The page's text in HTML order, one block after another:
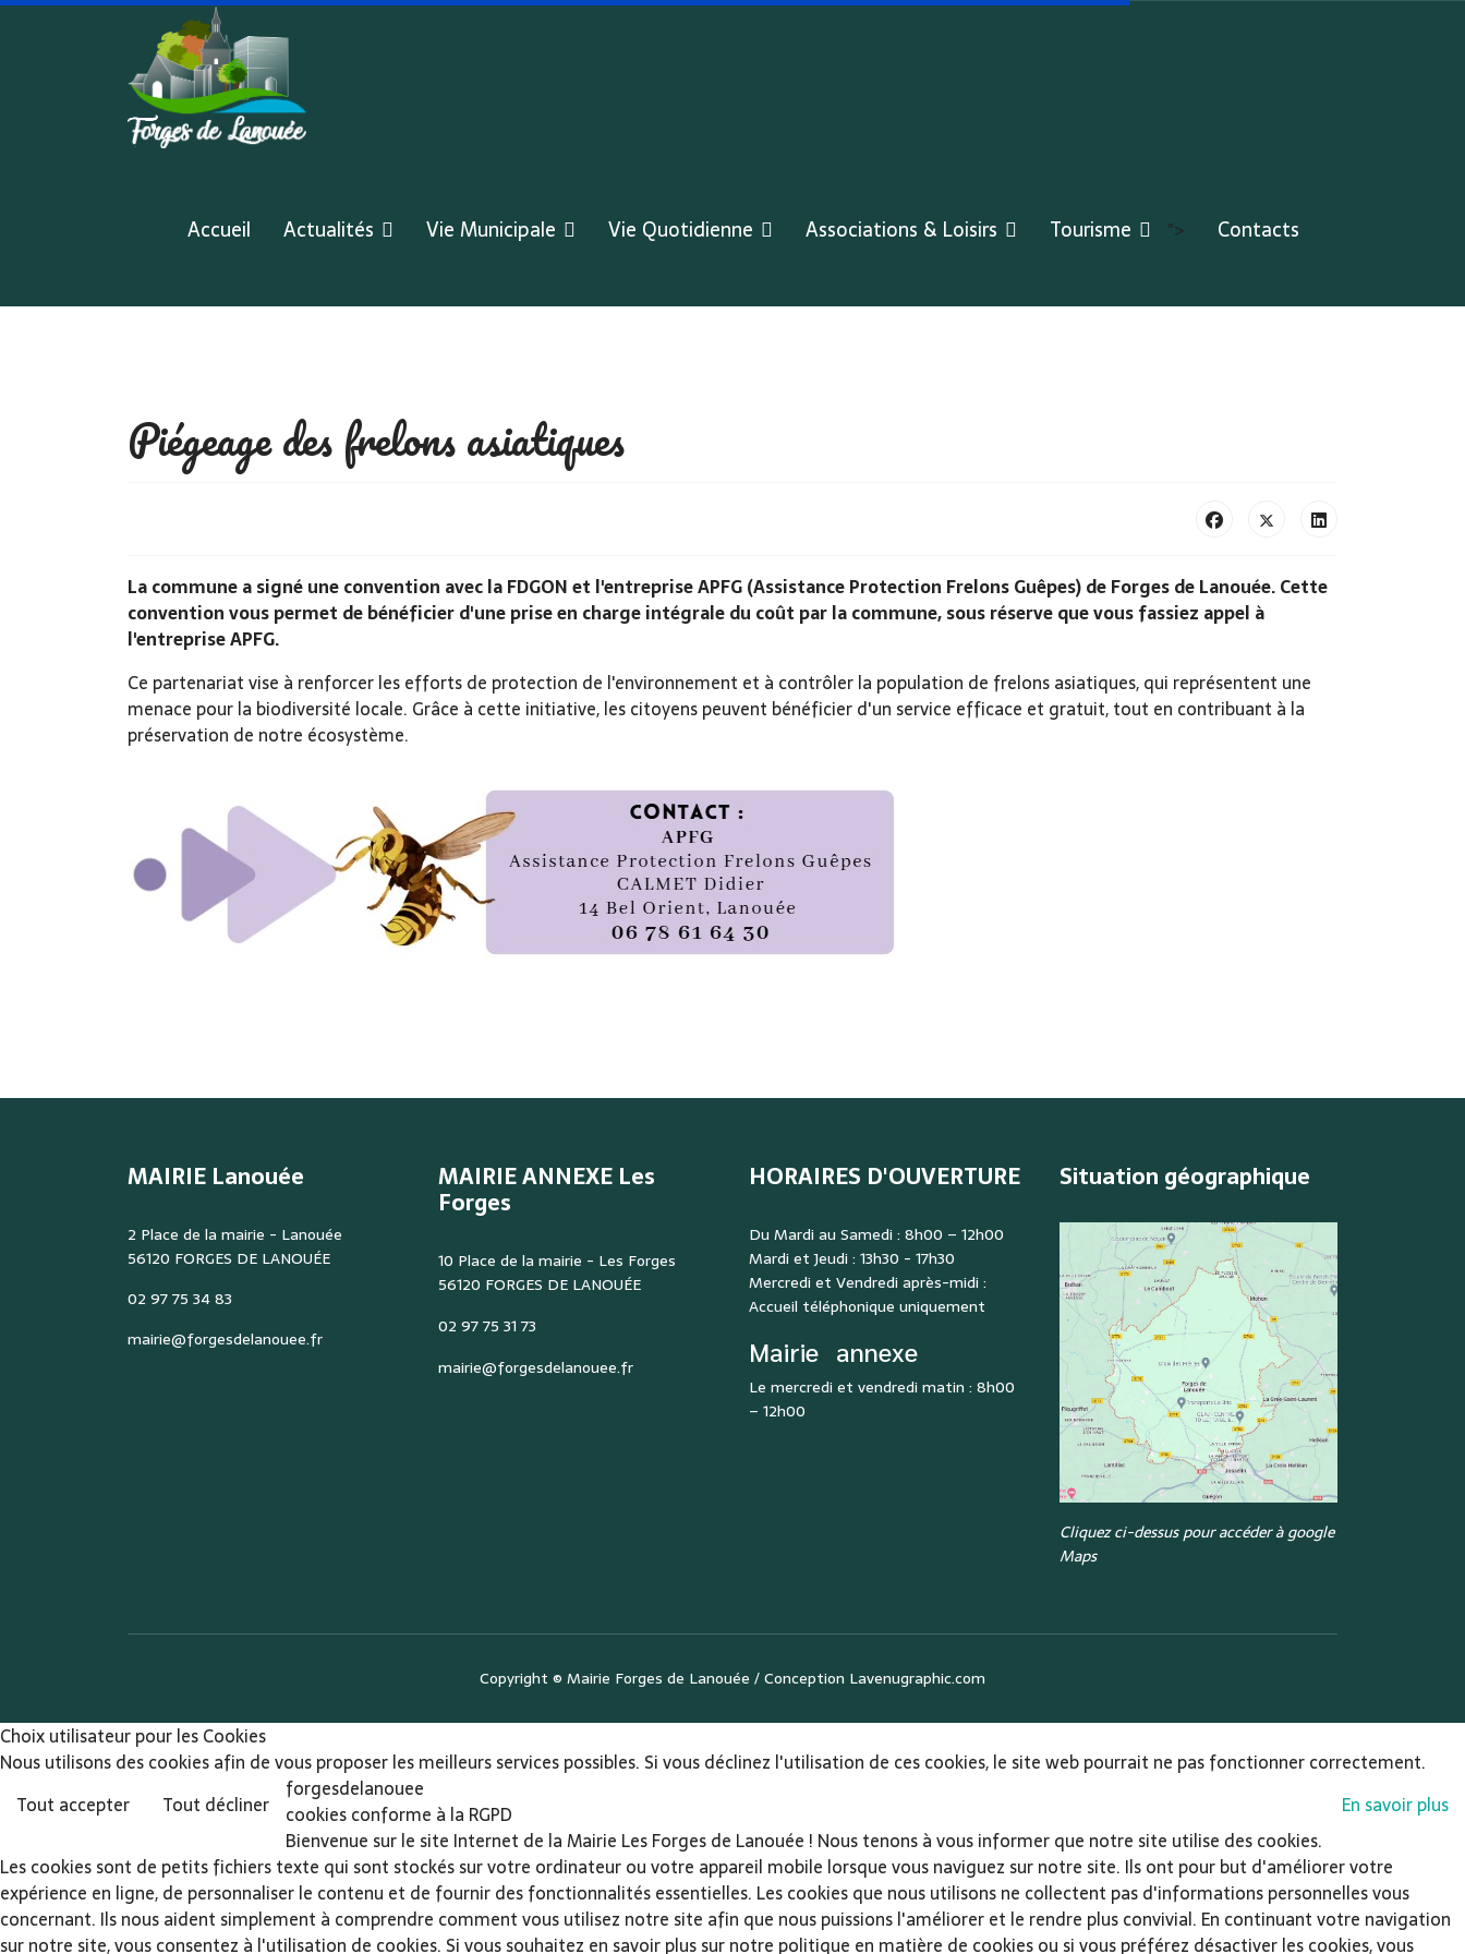
Accueil Actualités Vie Municipale Vie Quotidienne Associations & Loisirs Tourisme "> Contacts
Piégeage des frelons asiatiques
La commune a signé une convention avec la FDGON et l'entreprise APFG (Assistance Protection Frelons Guêpes) de Forges de Lanouée. Cette
convention vous permet de bénéficier d'une prise en charge intégrale du coût par la commune, sous réserve que vous fassiez appel à
l'entreprise APFG.
Ce partenariat vise à renforcer les efforts de protection de l'environnement et à contrôler la population de frelons asiatiques, qui représentent une
menace pour la biodiversité locale. Grâce à cette initiative, les citoyens peuvent bénéficier d'un service efficace et gratuit, tout en contribuant à la
préservation de notre écosystème.
MAIRIE Lanouée
2 Place de la mairie - Lanouée
56120 FORGES DE LANOUÉE
02 97 75 34 83
mairie@forgesdelanouee.fr
MAIRIE ANNEXE Les
Forges
10 Place de la mairie - Les Forges
56120 FORGES DE LANOUÉE
02 97 75 31 73
mairie@forgesdelanouee.fr
HORAIRES D'OUVERTURE
Du Mardi au Samedi : 8h00 – 12h00
Mardi et Jeudi : 13h30 - 17h30
Mercredi et Vendredi après-midi :
Accueil téléphonique uniquement
Mairie annexe
Le mercredi et vendredi matin : 8h00
– 12h00
Situation géographique
Cliquez ci-dessus pour accéder à google
Maps
Copyright © Mairie Forges de Lanouée / Conception Lavenugraphic.com
Choix utilisateur pour les Cookies
Nous utilisons des cookies afin de vous proposer les meilleurs services possibles. Si vous déclinez l'utilisation de ces cookies, le site web pourrait ne pas fonctionner correctement.
Tout accepter
Tout décliner En savoir plus
forgesdelanouee
cookies conforme à la RGPD
Bienvenue sur le site Internet de la Mairie Les Forges de Lanouée ! Nous tenons à vous informer que notre site utilise des cookies.
Les cookies sont de petits fichiers texte qui sont stockés sur votre ordinateur ou votre appareil mobile lorsque vous naviguez sur notre site. Ils ont pour but d'améliorer votre
expérience en ligne, de personnaliser le contenu et de fournir des fonctionnalités essentielles. Les cookies que nous utilisons ne collectent pas d'informations personnelles vous
concernant. Ils nous aident simplement à comprendre comment vous utilisez notre site afin que nous puissions l'améliorer et le rendre plus convivial. En continuant votre navigation
sur notre site, vous consentez à l'utilisation de cookies. Si vous souhaitez en savoir plus sur notre politique en matière de cookies ou si vous préférez désactiver les cookies, vous